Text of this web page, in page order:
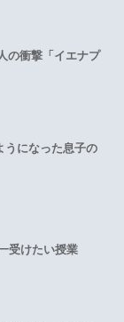
の衝撃「イエナプ
うになった息子の
受けたい授業